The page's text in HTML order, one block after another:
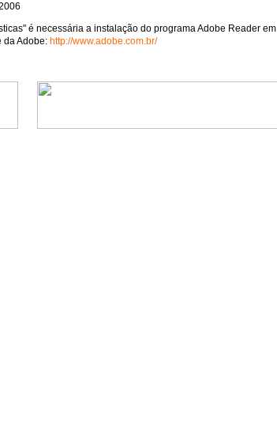
é necessária a instalação do programa Adobe Reader em
da Adobe: http://www.adobe.com.br/